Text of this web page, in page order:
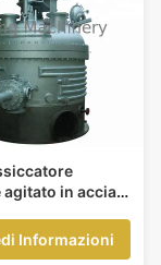
agitato in acciaio
5 gpm e
massima di
Informazioni